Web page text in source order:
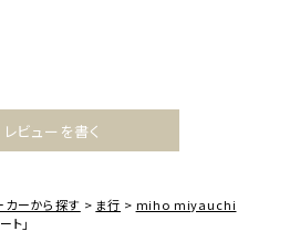
レビューを書く
カーから探す ま行
miho miyauchi
」